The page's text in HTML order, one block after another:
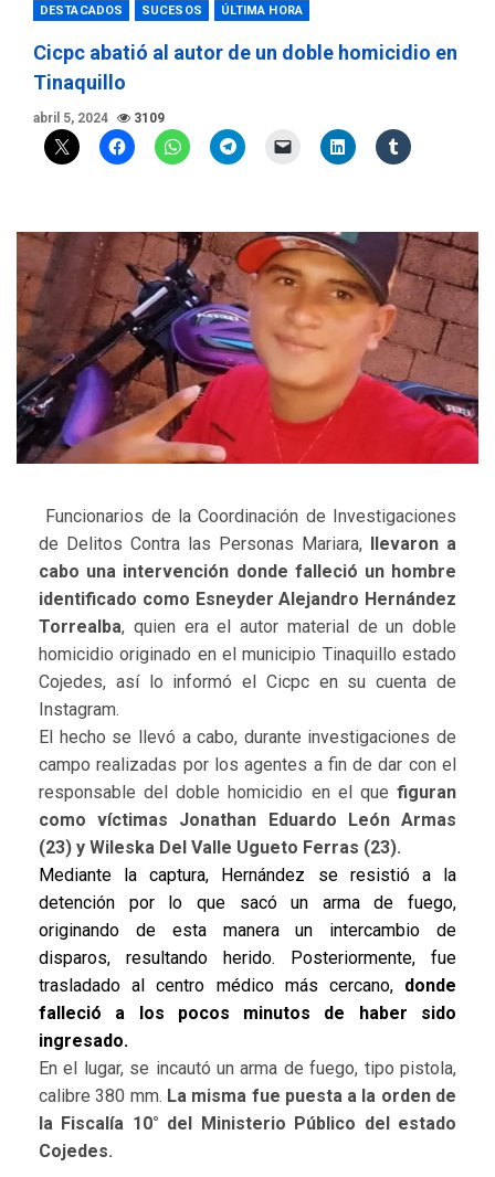
DESTACADOS SUCESOS ÚLTIMA HORA
Cicpc abatió al autor de un doble homicidio en
Tinaquillo
abril 5, 2024 3109
Funcionarios de la Coordinación de Investigaciones
de Delitos Contra las Personas Mariara, llevaron a
cabo una intervención donde falleció un hombre
identificado como Esneyder Alejandro Hernández
Torrealba, quien era el autor material de un doble
homicidio originado en el municipio Tinaquillo estado
Cojedes, así lo informó el Cicpc en su cuenta de
Instagram.
El hecho se llevó a cabo, durante investigaciones de
campo realizadas por los agentes a fin de dar con el
responsable del doble homicidio en el que figuran
como víctimas Jonathan Eduardo León Armas
(23) y Wileska Del Valle Ugueto Ferras (23).
Mediante la captura, Hernández se resistió a la
detención por lo que sacó un arma de fuego,
originando de esta manera un intercambio de
disparos, resultando herido. Posteriormente, fue
trasladado al centro médico más cercano, donde
falleció a los pocos minutos de haber sido
ingresado.
En el lugar, se incautó un arma de fuego, tipo pistola,
calibre 380 mm. La misma fue puesta a la orden de
la Fiscalía 10° del Ministerio Público del estado
Cojedes.